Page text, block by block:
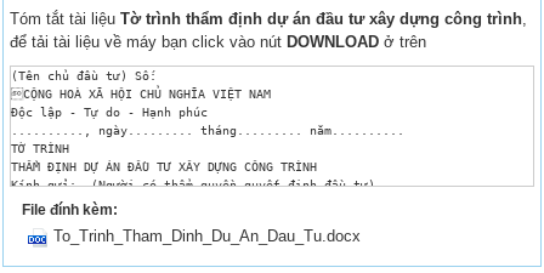
Tóm tắt tài liệuTờ trình thẩm định dự án đầu tư xây dựng công trình,
để tải tài liệu về máy bạn click vào nút DOWNLOAD ở trên
(Tên chủ đầu tư) Số:
CỘNG HOÀ XÃ HỘI CHỦ NGHĨA VIỆT NAM
Độc lập - Tự do - Hạnh phúc
.........., ngày......... tháng......... năm..........
TỜ TRÌNH
THẨM ĐỊNH DỰ ÁN ĐẦU TƯ XÂY DỰNG CÔNG TRÌNH
Kính gửi:……(Người có thẩm quyền quyết định đầu tư)……
Căn cứ Luật Xây dựng ngày 26/11/2003;
Căn cứ Thông tư số ….. ngày … tháng … năm ….. của Bộ trưởng Bộ Xây dựng;
File đính kèm:
To_Trinh_Tham_Dinh_Du_An_Dau_Tu.docx